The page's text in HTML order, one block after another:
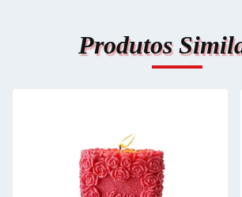
Produtos